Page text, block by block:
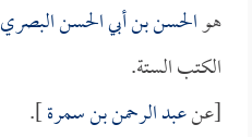
هوالحسن بن أبي الحسن البصري
الكتب الستة.
[عنعبد الرحمن بن سمرة].